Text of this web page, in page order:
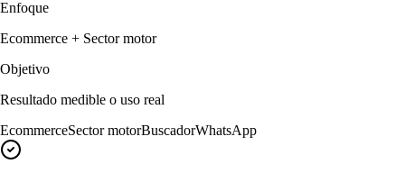
Enfoque
Ecommerce + Sector motor
Objetivo
Resultado medible o uso real
EcommerceSector motorBuscadorWhatsApp